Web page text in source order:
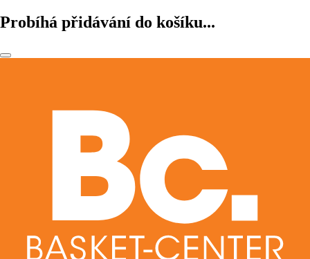
Probíhá přidávání do košíku...